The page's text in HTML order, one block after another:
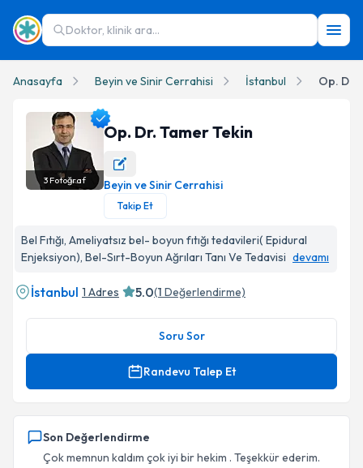
Doktor, klinik ara...
Anasayfa Beyin ve Sinir Cerrahisi İstanbul Op. Dr.
Op. Dr. Tamer Tekin Profil Fotoğrafı
3Fotoğraf
Op. Dr. Tamer Tekin
Beyin ve Sinir Cerrahisi
Takip Et
Bel Fıtığı, Ameliyatsız bel- boyun fıtığı tedavileri( Epidural
Enjeksiyon), Bel-Sırt-Boyun Ağrıları Tanı Ve Tedavisi devamı
İstanbul 1 Adres 5.0(1 Değerlendirme)
Soru Sor
Randevu Talep Et
Son Değerlendirme
Çok memnun kaldım çok iyi bir hekim . Teşekkür ederim.